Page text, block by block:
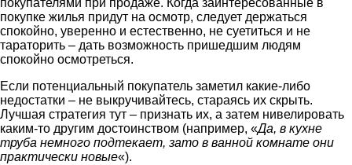
покупателями при продаже. Когда заинтересованные в
покупке жилья придут на осмотр, следует держаться
спокойно, уверенно и естественно, не суетиться и не
тараторить – дать возможность пришедшим людям
спокойно осмотреться.
Если потенциальный покупатель заметил какие-либо
недостатки – не выкручивайтесь, стараясь их скрыть.
Лучшая стратегия тут – признать их, а затем нивелировать
каким-то другим достоинством (например, «Да, в кухне
труба немного подтекает, зато в ванной комнате они
практически новые«).